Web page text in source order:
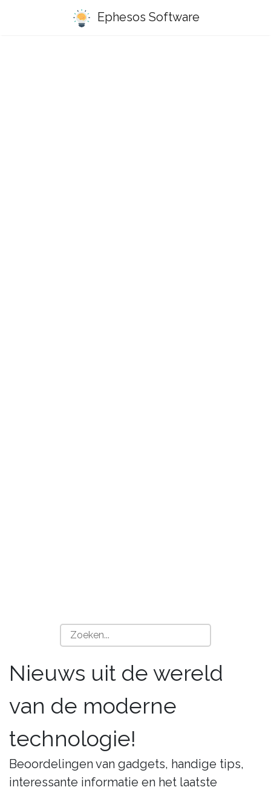
Ephesos Software
Nieuws uit de wereld
van de moderne
technologie!
Beoordelingen van gadgets, handige tips,
interessante informatie en het laatste